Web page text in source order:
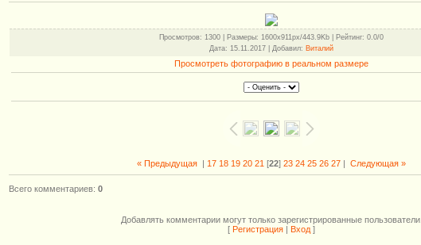
Просмотров: 1300 | Размеры: 1600x911px/443.9Kb | Рейтинг: 0.0/0
Дата: 15.11.2017 | Добавил: Виталий
Просмотреть фотографию в реальном размере
« Предыдущая | 17 18 19 20 21 [22] 23 24 25 26 27 | Следующая »
Всего комментариев: 0
Добавлять комментарии могут только зарегистрированные пользователи.
[ Регистрация Вход ]